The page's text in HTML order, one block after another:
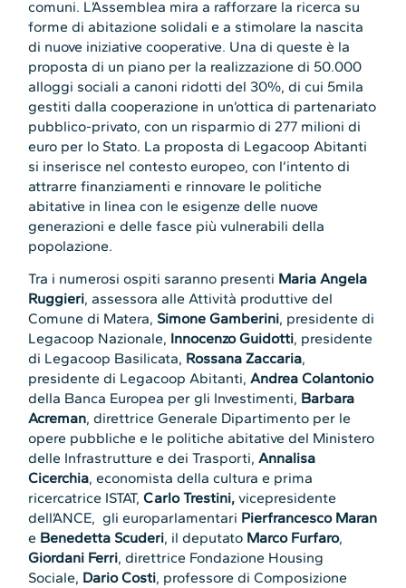
comuni. L’Assemblea mira a rafforzare la ricerca su
forme di abitazione solidali e a stimolare la nascita
di nuove iniziative cooperative. Una di queste è la
proposta di un piano per la realizzazione di 50.000
alloggi sociali a canoni ridotti del 30%, di cui 5mila
gestiti dalla cooperazione in un’ottica di partenariato
pubblico-privato, con un risparmio di 277 milioni di
euro per lo Stato. La proposta di Legacoop Abitanti
si inserisce nel contesto europeo, con l’intento di
attrarre finanziamenti e rinnovare le politiche
abitative in linea con le esigenze delle nuove
generazioni e delle fasce più vulnerabili della
popolazione.
Tra i numerosi ospiti saranno presenti Maria Angela
Ruggieri, assessora alle Attività produttive del
Comune di Matera, Simone Gamberini, presidente di
Legacoop Nazionale, Innocenzo Guidotti, presidente
di Legacoop Basilicata, Rossana Zaccaria,
presidente di Legacoop Abitanti,Andrea Colantonio
della Banca Europea per gli Investimenti, Barbara
Acreman, direttrice Generale Dipartimento per le
opere pubbliche e le politiche abitative del Ministero
delle Infrastrutture e dei Trasporti,Annalisa
Cicerchia, economista della cultura e prima
ricercatrice ISTAT,Carlo Trestini, vicepresidente
dell’ANCE, gli europarlamentari Pierfrancesco Maran
e Benedetta Scuderi, il deputato Marco Furfaro,
Giordani Ferri, direttrice Fondazione Housing
Sociale, Dario Costi, professore di Composizione